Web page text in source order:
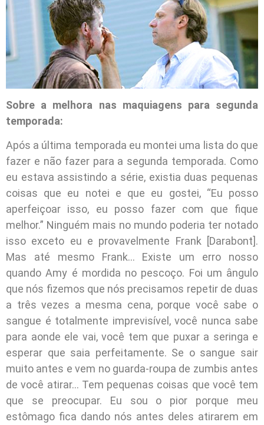
Sobre a melhora nas maquiagens para segunda
temporada:
Após a última temporada eu montei uma lista do que
fazer e não fazer para a segunda temporada. Como
eu estava assistindo a série, existia duas pequenas
coisas que eu notei e que eu gostei, “Eu posso
aperfeiçoar isso, eu posso fazer com que fique
melhor.” Ninguém mais no mundo poderia ter notado
isso exceto eu e provavelmente Frank [Darabont].
Mas até mesmo Frank… Existe um erro nosso
quando Amy é mordida no pescoço. Foi um ângulo
que nós fizemos que nós precisamos repetir de duas
a três vezes a mesma cena, porque você sabe o
sangue é totalmente imprevisível, você nunca sabe
para aonde ele vai, você tem que puxar a seringa e
esperar que saia perfeitamente. Se o sangue sair
muito antes e vem no guarda-roupa de zumbis antes
de você atirar… Tem pequenas coisas que você tem
que se preocupar. Eu sou o pior porque meu
estômago fica dando nós antes deles atirarem em